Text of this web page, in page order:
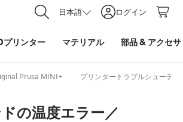
日本語 ログイン
プリンター マテリアル 部品& アクセ
Prusa MINI+ プリンタートラブルシューティ
の温度エラー／